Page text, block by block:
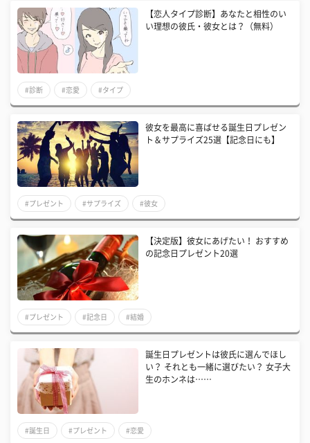
【恋人タイプ診断】あなたと相性のい
い理想の彼氏・彼女とは？（無料）
#診断 #恋愛 #タイプ
彼女を最高に喜ばせる誕生日プレゼン
ト＆サプライズ25選【記念日にも】
#プレゼント #サプライズ #彼女
【決定版】彼女にあげたい！ おすすめ
の記念日プレゼント20選
#プレゼント #記念日 #結婚
誕生日プレゼントは彼氏に選んでほし
い？ それとも一緒に選びたい？ 女子大
生のホンネは……
#誕生日 #プレゼント #恋愛